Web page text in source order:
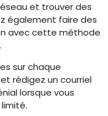
et trouver des
également faire des
avec cette méthode
sur chaque
rédigez un courriel
lorsque vous